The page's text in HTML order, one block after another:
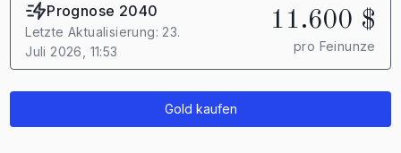
Prognose 2040
Letzte Aktualisierung: 23.
Juli 2026, 11:53
11.600 $
pro Feinunze
Gold kaufen